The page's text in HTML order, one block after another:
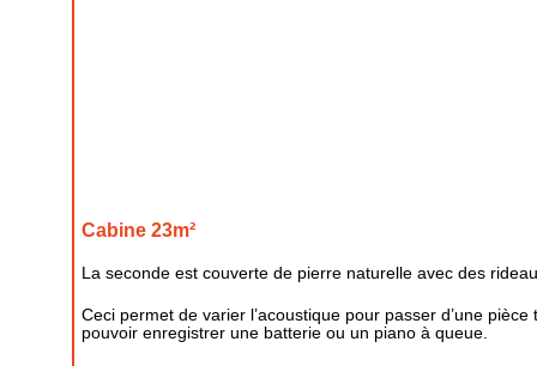
Cabine 23m²
La seconde est couverte de pierre naturelle avec des
Ceci permet de varier l’acoustique pour passer d’une
pouvoir enregistrer une batterie ou un piano à queue.